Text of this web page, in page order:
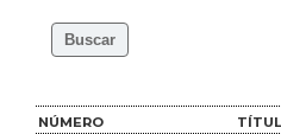
NÚMERO